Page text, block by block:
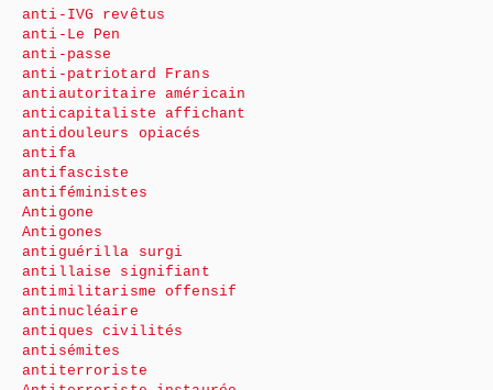
anti-IVG revêtus
anti-Le Pen
anti-passe
anti-patriotard Frans
antiautoritaire américain
anticapitaliste affichant
antidouleurs opiacés
antifa
antifasciste
antiféministes
Antigone
Antigones
antiguérilla surgi
antillaise signifiant
antimilitarisme offensif
antinucléaire
antiques civilités
antisémites
antiterroriste